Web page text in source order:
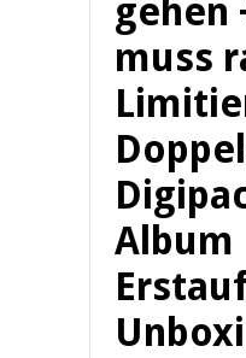
gehen
muss
Album